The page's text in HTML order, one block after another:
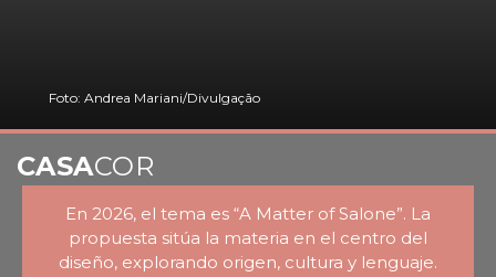
Foto: Andrea Mariani/Divulgação
En 2026, el tema es “A Matter of Salone”. La
propuesta sitúa la materia en el centro del
diseño, explorando origen, cultura y lenguaje.
CASACOR